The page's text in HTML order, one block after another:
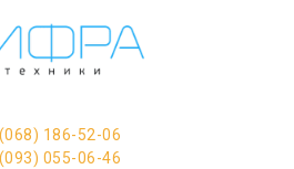
186-52-06
055-06-46